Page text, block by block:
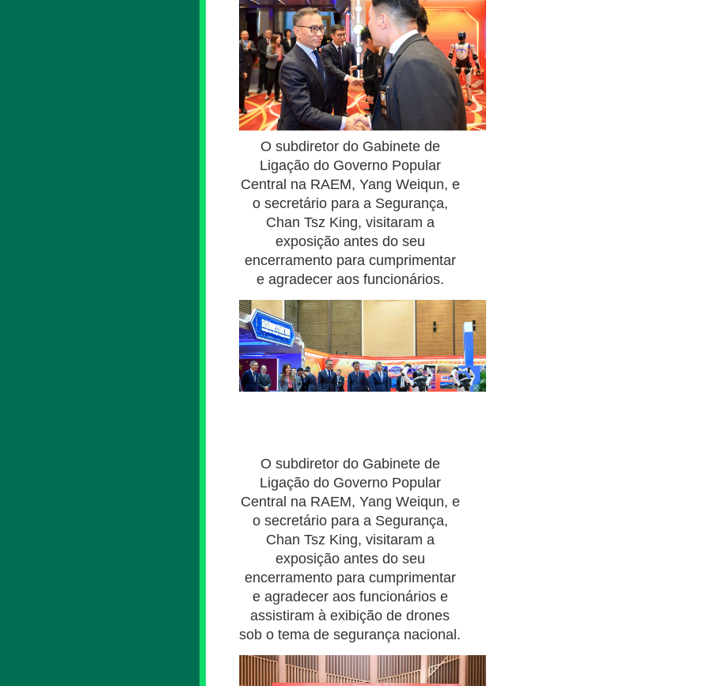
O subdiretor do Gabinete de
Ligação do Governo Popular
Central na RAEM, Yang Weiqun, e
o secretário para a Segurança,
Chan Tsz King, visitaram a
exposição antes do seu
encerramento para cumprimentar
e agradecer aos funcionários.
O subdiretor do Gabinete de
Ligação do Governo Popular
Central na RAEM, Yang Weiqun, e
o secretário para a Segurança,
Chan Tsz King, visitaram a
exposição antes do seu
encerramento para cumprimentar
e agradecer aos funcionários e
assistiram à exibição de drones
sob o tema de segurança nacional.